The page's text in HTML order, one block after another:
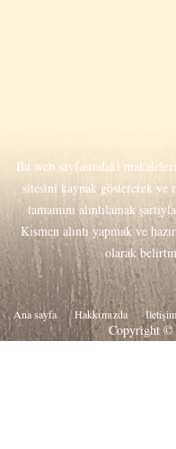
Bu web sayfasındaki
sitesini kaynak göstererek
tamamını alıntılamak
Kısmen alıntı yapmak ve
olarak
Ana sayfa Hakkιmιzda İletişim
Copyright ©